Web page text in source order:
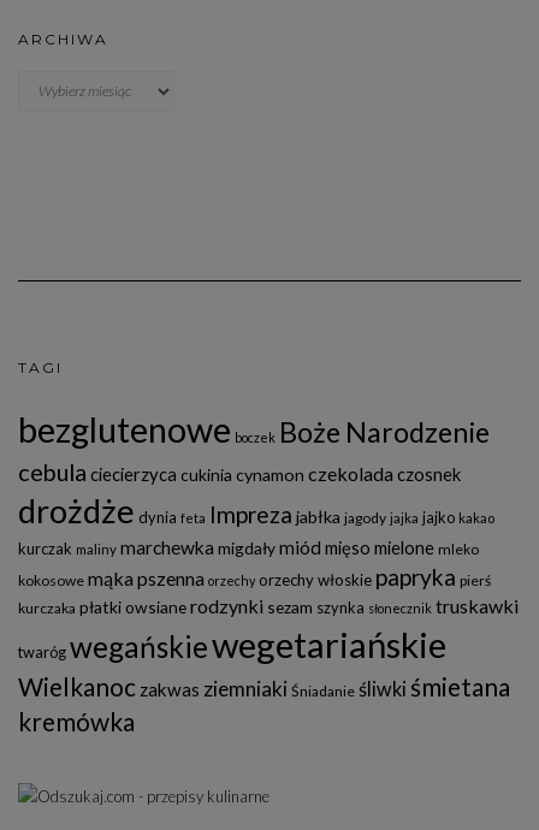
ARCHIWA
TAGI
bezglutenowe boczek Boże Narodzenie
cebula ciecierzyca cukinia cynamon czekolada czosnek
drożdże dynia feta Impreza jabłka jagody jajka jajko kakao
kurczak maliny marchewka migdałymiód mięso mielone mleko
kokosowe mąka pszenna orzechy orzechy włoskie papryka pierś
kurczaka płatki owsianerodzynki sezam szynka słonecznik truskawki
twarógwegańskiewegetariańskie
Wielkanoc zakwas ziemniaki Śniadanie śliwki śmietana
kremówka